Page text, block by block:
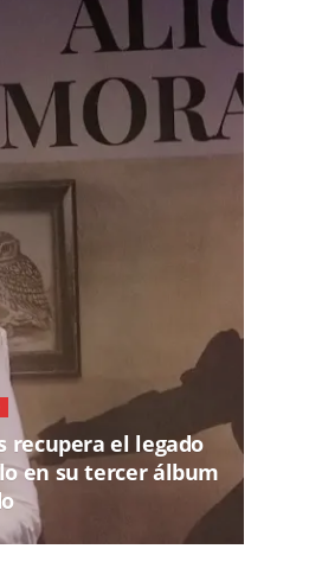
recupera el legado
en su tercer álbum